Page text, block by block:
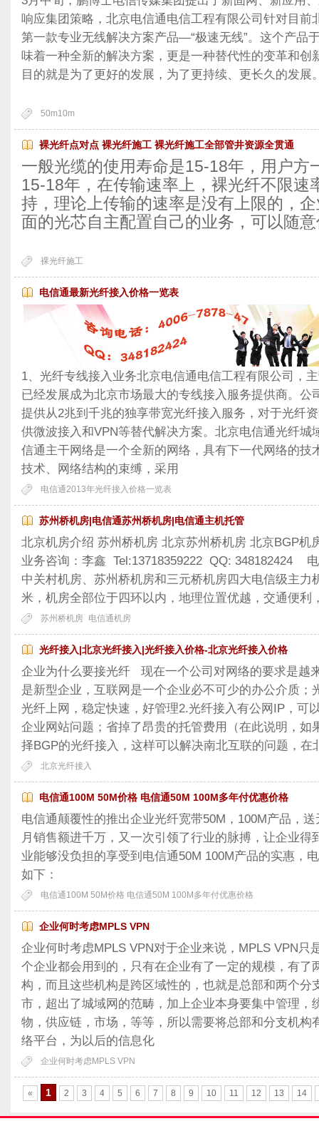
响应集团策略，北京电信通电信工程有限公司针对目前
第一款专业无线解决方案产品—“极速无线”。这个产品
味着一种全新的解决方案，更是一种替代性的变革和创
目的就是为了更好的发展，为了更持续、更长久的
50m10m
裸光纤点对点 裸光纤施工 裸光纤施工全部管井资源全贯通
一般光缆的使用寿命是15-18年，用户方
15-18年，在传输速率上，裸光纤不限速
持，理论上传输的速率是没有上限的，
面的光芯自主配置自己的业务，可以随
裸光纤施工
电信通最新光纤接入价格一览表
1、光纤专线接入业务北京电信通电信工程有限公司，
已经发展成为北京市场最大的专线接入服务提供商。公
提供从2兆到千兆的独享带宽光纤接入服务，对于光纤
供微波接入和VPN等替代解决方案。北京电信通光纤城
信通主干网络是一个全新的网络，具有下一代网络的技
技术、网络结构的束缚，采用
电信通2013年光纤接入价格一览表
苏州桥机房|电信通苏州桥机房|电信通主机托管
北京机房介绍 苏州桥机房 北京苏州桥机房 北京BGP机
业务咨询：李鑫 Tel:13718359222 QQ: 348182424
中关村机房、苏州桥机房和三元桥机房四大电信级主力
米，机房全部位于四环以内，地理位置优越，交通便利
苏州桥机房 电信通机房
光纤接入|北京光纤接入|光纤接入价格-北京光纤接入价格
企业为什么要接光纤 现在一个公司对网络的要求是越
是新型企业，互联网是一个企业必不可少的办公介质；
光纤上网，稳定快速，好管理2.光纤接入有公网IP，可
企业网站问题；省掉了昂贵的托管费用（在此说明，如
择BGP的光纤接入，这样可以解决南北互联的问题，在
北京光纤接入
电信通100M 50M价格 电信通50M 100M多年付优惠价格
电信通颠覆性的推出企业光纤宽带50M，100M产品，
月销售额进千万，又一次引领了行业的脉搏，让企业
业能够没负担的享受到电信通50M 100M产品的实惠，
如下：
电信通100M 50M价格 电信通50M 100M多年付优惠价格
企业何时考虑MPLS VPN
企业何时考虑MPLS VPN对于企业来说，MPLS VPN只
个企业都会用到的，只有在企业有了一定的规模，有了
构，而且这些机构是跨区域性的，也就是总部和两个分
市，超出了城域网的范畴，加上企业本身要集中管理，
物，供应链，市场，等等，所以需要将总部和分支机构
络平台，为以后的信息化
企业何时考虑MPLS VPN
« 1 2 3 4 5 6 7 8 9 10 11 12 13 14